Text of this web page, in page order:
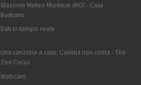
Stazione Meteo Montese (MO) - Casa
Bastiano
Dati in tempo reale
Una canzone a caso: L'anima non conta - The
Zen Circus
Webcam